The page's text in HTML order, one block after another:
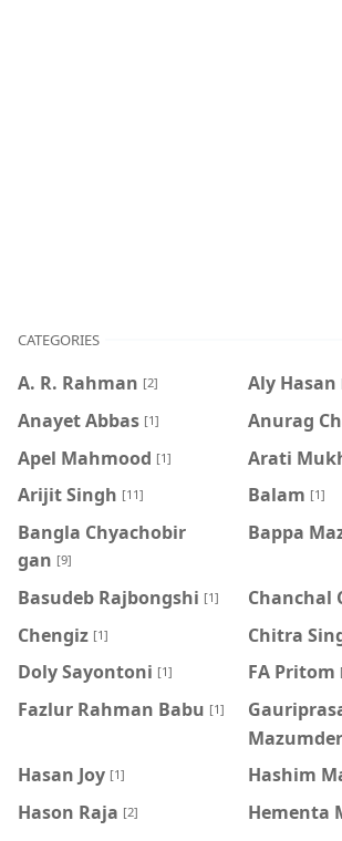
CATEGORIES
A. R. Rahman [2] Aly Hasan
Anayet Abbas [1] Anurag
Apel Mahmood [1] Arati
Arijit Singh [11] Balam [1]
Bangla Chyachobir
gan [9]
Bappa
Basudeb Rajbongshi [1] Chanchal
Chengiz [1] Chitra
Doly Sayontoni [1] FA Pritom
Fazlur Rahman Babu [1]
Mazumder
Hasan Joy [1] Hashim
Hason Raja [2] Hementa